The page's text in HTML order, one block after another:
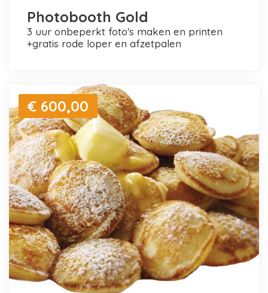
Photobooth Gold
3 uur onbeperkt foto's maken en printen
+gratis rode loper en afzetpalen
€ 600,00